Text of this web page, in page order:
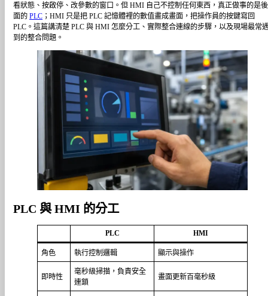
看狀態、按啟停、改參數的窗口。但 HMI 自己不控制任何東西，真正做事的是後
面的PLC ；HMI 只是把 PLC 記憶體裡的數值畫成畫面，把操作員的按鍵寫回
PLC。這篇講清楚 PLC 與 HMI 怎麼分工、實際整合連線的步驟，以及現場最常
到的整合問題。
PLC 與 HMI 的分工
PLC HMI
角色 執行控制邏輯 顯示與操作
即時性
毫秒級掃描，負責安全
連鎖
畫面更新百毫秒級